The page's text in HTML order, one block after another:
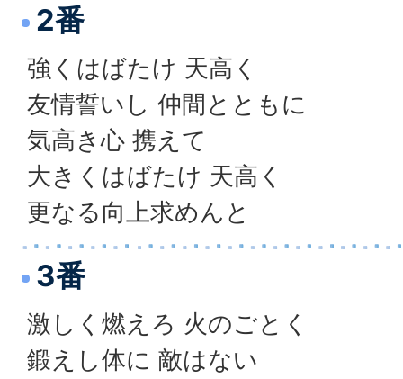
2番
強くはばたけ 天高く
友情誓いし 仲間とともに
気高き心 携えて
大きくはばたけ 天高く
更なる向上求めんと
3番
激しく燃えろ 火のごとく
鍛えし体に 敵はない